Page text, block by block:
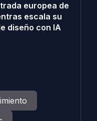
europea de
escala su
diseño con IA